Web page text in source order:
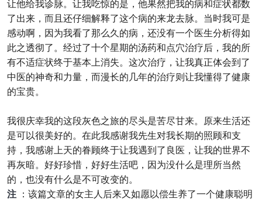
让他给我诊脉。让我吃惊的是，他果然把我的病和症状都数
了出来，而且还仔细解释了这个病的来龙去脉。当时我可是
感动啊，因为我看了那么久的病，还没有一个医生分析得如
此之透彻了。经过了十个星期的汤药和点穴治疗后，我的所
有不适症状终于基本上消失。这次治疗，让我真正体会到了
中医的神奇和力量，而漫长的几年的治疗则让我懂得了健康
的宝贵。
我很庆幸我的这段灰色之旅的尽头是苦尽甘来。原来生活还
是可以很美好的。在此我感谢我先生对我长期的照顾和支
持，我感谢上天的眷顾终于让我遇到了良医，让我的世界不
再灰暗。好好珍惜，好好生活吧，因为没什么是理所当然
的，也没有什么是不可改变的。
注 ：该篇文章的女主人后来又如愿以偿生养了一个健康聪明